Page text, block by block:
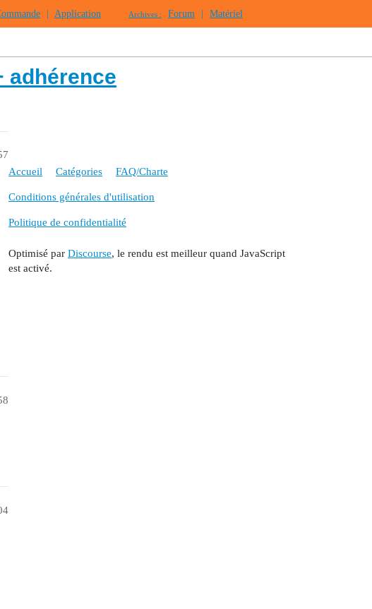
Application Archives : Forum Matériel
adhérence
Accueil Catégories FAQ/Charte
Conditions générales d'utilisation
Politique de confidentialité
Optimisé par Discourse, le rendu est meilleur quand JavaScript
est activé.